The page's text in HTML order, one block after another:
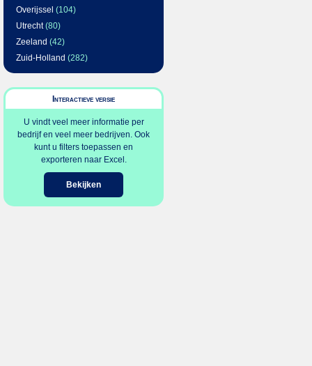
Overijssel (104)
Utrecht(80)
Zeeland (42)
Zuid-Holland (282)
Interactieve versie
U vindt veel meer informatie per
bedrijf en veel meer bedrijven. Ook
kunt u filters toepassen en
exporteren naar Excel.
Bekijken